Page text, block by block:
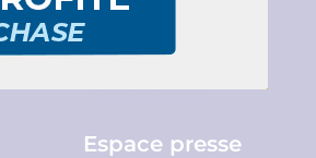
Brochures
Espace pro
Espace presse